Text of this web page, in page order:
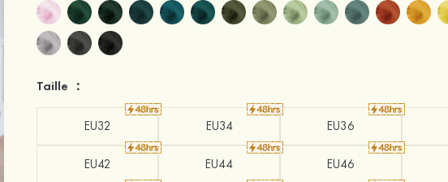
Taille ：
EU32 EU34 EU36
EU42 EU44 EU46